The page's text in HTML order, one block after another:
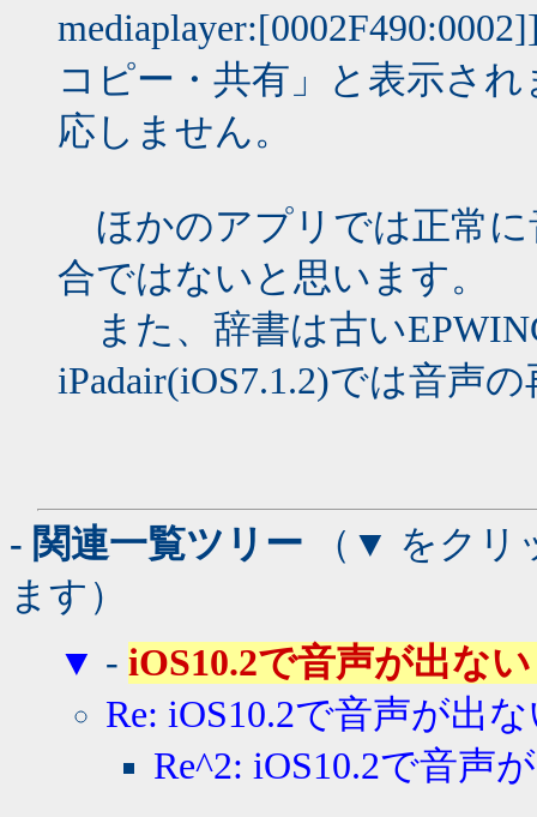
コピー・共有」と表示さ
応しません。
ほかのアプリでは正常に
合ではないと思います。
また、辞書は古い
iPadair(iOS7.1.2)では音声
- 関連一覧ツリー （▼ をクリ
ます）
▼ - iOS10.2で音声が出ない
Re: iOS10.2で音声が出
Re^2: iOS10.2で音声